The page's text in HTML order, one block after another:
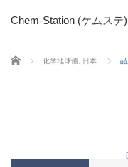
Chem-Station (ケムステ)
ホーム 化学地球儀 日本